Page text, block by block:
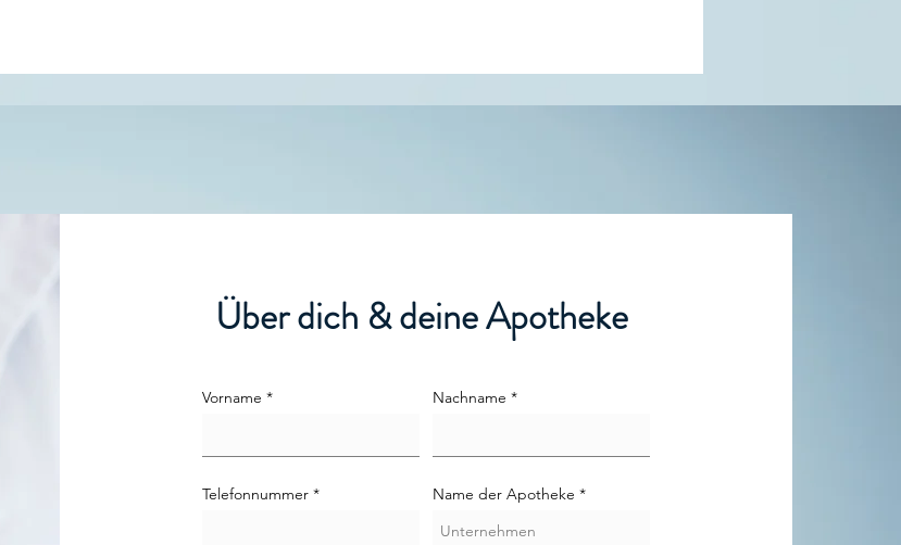
Über dich & deine Apotheke
Vorname Nachname
Telefonnummer Name der Apotheke